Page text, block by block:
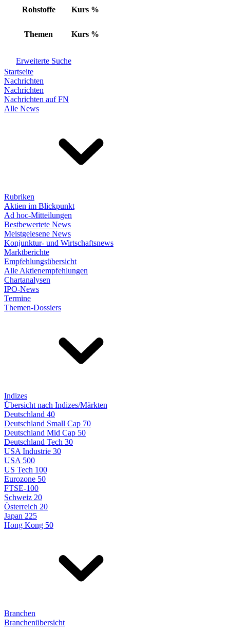
Rohstoffe Kurs %
Themen Kurs %
Erweiterte Suche
Startseite
Nachrichten
Nachrichten
Nachrichten auf FN
Alle News
Rubriken
Aktien im Blickpunkt
Ad hoc-Mitteilungen
Bestbewertete News
Meistgelesene News
Konjunktur- und Wirtschaftsnews
Marktberichte
Empfehlungsübersicht
Alle Aktienempfehlungen
Chartanalysen
IPO-News
Termine
Themen-Dossiers
Indizes
Übersicht nach Indizes/Märkten
Deutschland 40
Deutschland Small Cap 70
Deutschland Mid Cap 50
Deutschland Tech 30
USA Industrie 30
USA 500
US Tech 100
Eurozone 50
FTSE-100
Schweiz 20
Österreich 20
Japan 225
Hong Kong 50
Branchen
Branchenübersicht